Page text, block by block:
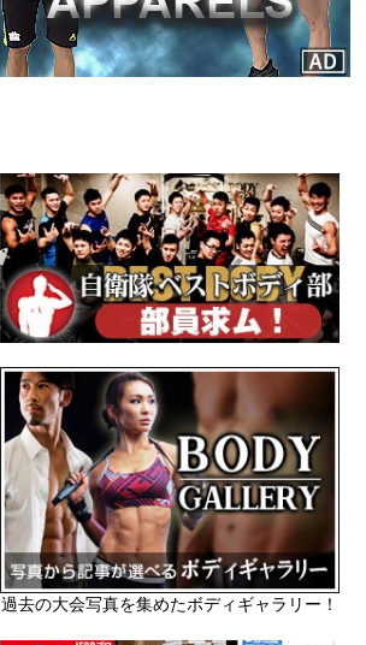
過去の大会写真を集めたボディギャラリー！